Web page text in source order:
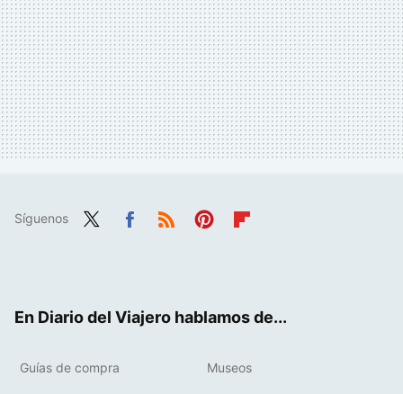
Síguenos
En Diario del Viajero hablamos de...
Guías de compra Museos